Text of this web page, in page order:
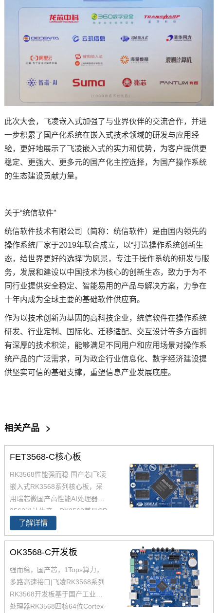
此次大会，飞凌嵌入式加强了与业界伙伴的交流合作，并进
一步积累了国产化系统在嵌入式技术领域的研发与应用经
验，更好地展示了飞凌嵌入式的实力和优势，为客户提供更
稳定、更强大、更多元的国产化主控选择，为国产操作系统
的生态建设贡献力量。
关于“统信软件”
统信软件技术有限公司（简称：统信软件）是由国内领先的
操作系统厂家于2019年联合成立，以“打造操作系统创新生
态，给世界更好的选择”为愿景，专注于操作系统的研发与服
务，发展和建设以中国技术为核心的创新生态，致力于为不
同行业提供安全稳定、智能易用的产品与解决方案，力争在
十年内成为全球主要的基础软件供应商。
作为以技术创新为基因的高科技企业，统信软件在操作系统
研发、行业定制、国际化、迁移适配、交互设计等多方面拥
有深厚的技术积淀，能够满足不同用户和应用场景对操作系
统产品的广泛需求，可为政企行业信息化、数字经济建设提
供坚实可信的基础支撑，重塑信息产业发展底座。
相关产品 >
FET3568-C核心板
RK3568性能强而稳 国产芯|飞凌
嵌入式RK3568系列核心板，采
用瑞芯微国产高性能AI处理器RK
3568设计生产，RK3568兼具CP
U、GPU、NPU、VPU于一身，
RK3568 性能、性价比在同类产
品中具有较高优势，RK3568处
SoC， 飞凌RK3568核心板主要
面向工业互联网、HMI、NVR存
储、车载中控、工业网关等领
域。目前RK3568系列已经批量
了解详情
OK3568-C开发板
强而稳，国产芯，1Tops算力，
多路高速接口|飞凌RK3568系列
RK3568开发板基于国产工业级AI
处理器RK3568四核64位Cortex-